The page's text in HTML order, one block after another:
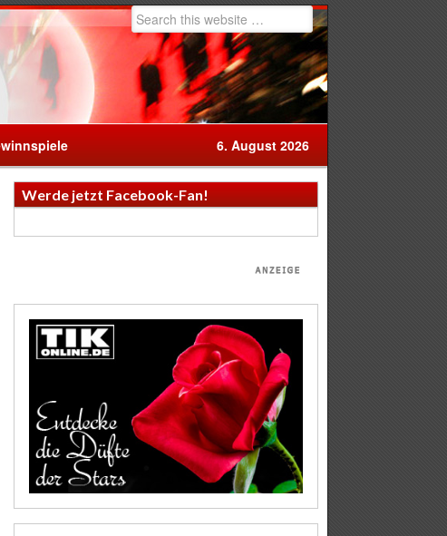
6. August 2026
Werde jetzt Facebook-Fan!